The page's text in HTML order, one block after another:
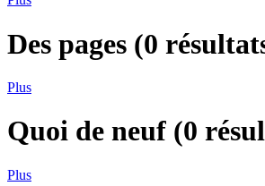
Des pages (0
Plus
Quoi de neuf (0
Plus